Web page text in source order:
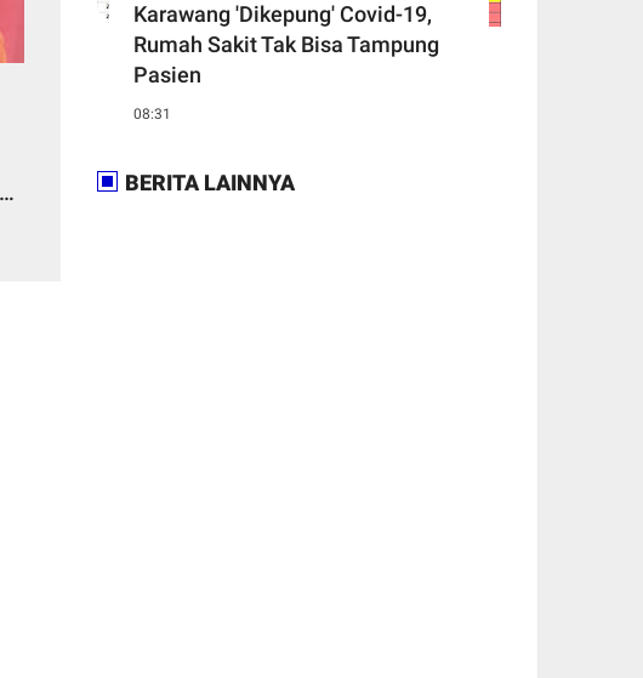
Karawang 'Dikepung' Covid-19,
Rumah Sakit Tak Bisa Tampung
Pasien
08:31
BERITA LAINNYA